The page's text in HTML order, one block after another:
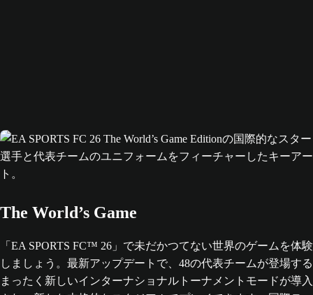
The World’s Game
「EA SPORTS FC™ 26」で未だかつてない世界のゲームを体験
しましょう。最新アップデートで、48の代表チームが登場する
まったく新しいインターナショナルトーナメントモードが導入